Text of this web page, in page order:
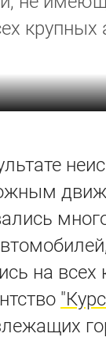
крупных
на